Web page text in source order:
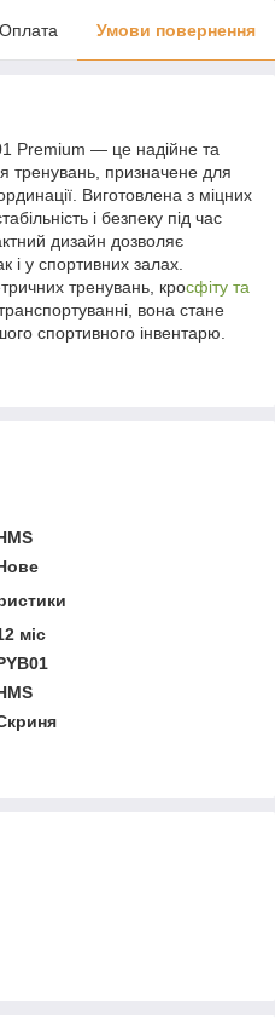
Оплата Умови повернення
Premium — це надійне та
тренувань, призначене для
Виготовлена з міцних
і безпеку під час
дизайн дозволяє
і у спортивних залах.
тренувань, кросфіту та
вона стане
спортивного інвентарю.
міс